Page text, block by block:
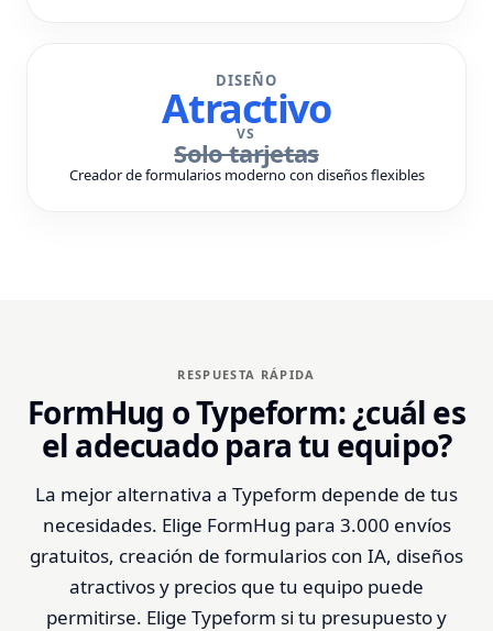
DISEÑO
Atractivo
VS
Solo tarjetas
Creador de formularios moderno con diseños flexibles
RESPUESTA RÁPIDA
FormHug o Typeform: ¿cuál es
el adecuado para tu equipo?
La mejor alternativa a Typeform depende de tus
necesidades. Elige FormHug para 3.000 envíos
gratuitos, creación de formularios con IA, diseños
atractivos y precios que tu equipo puede
permitirse. Elige Typeform si tu presupuesto y